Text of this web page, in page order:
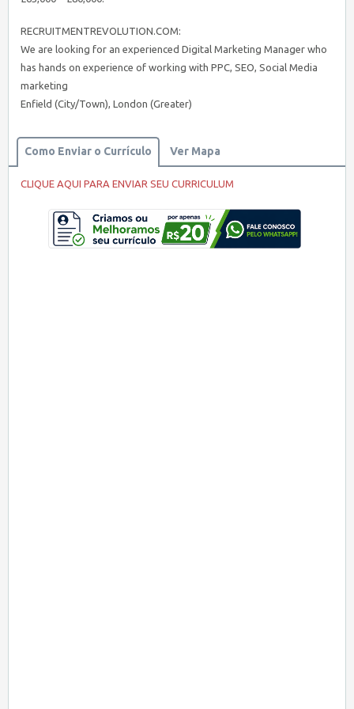
RECRUITMENTREVOLUTION.COM:
We are looking for an experienced Digital Marketing Manager who
has hands on experience of working with PPC, SEO, Social Media
marketing
Enfield (City/Town), London (Greater)
Como Enviar o Currículo Ver Mapa
CLIQUE AQUI PARA ENVIAR SEU CURRICULUM